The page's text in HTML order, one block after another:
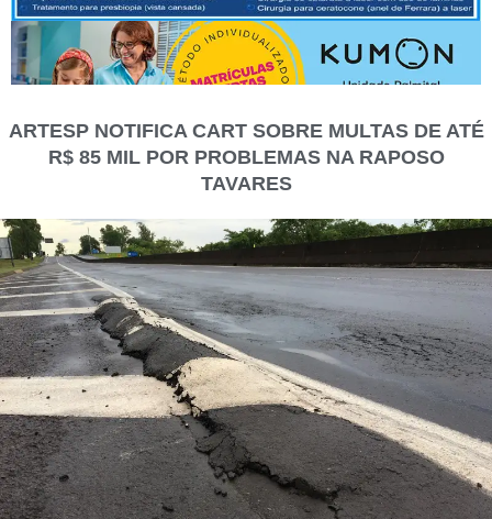
ARTESP NOTIFICA CART SOBRE MULTAS DE ATÉ
R$ 85 MIL POR PROBLEMAS NA RAPOSO
TAVARES